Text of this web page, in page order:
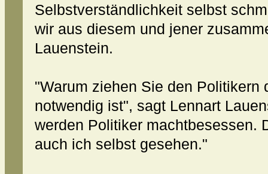
Selbstverständlichkeit selbst
wir aus diesem und jener
Lauenstein.
"Warum ziehen Sie den Politikern
notwendig ist", sagt Lennart
werden Politiker machtbesessen.
auch ich selbst gesehen."